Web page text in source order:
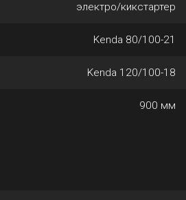
электро/кикстартер
Kenda 80/100-21
Kenda 120/100-18
900 мм